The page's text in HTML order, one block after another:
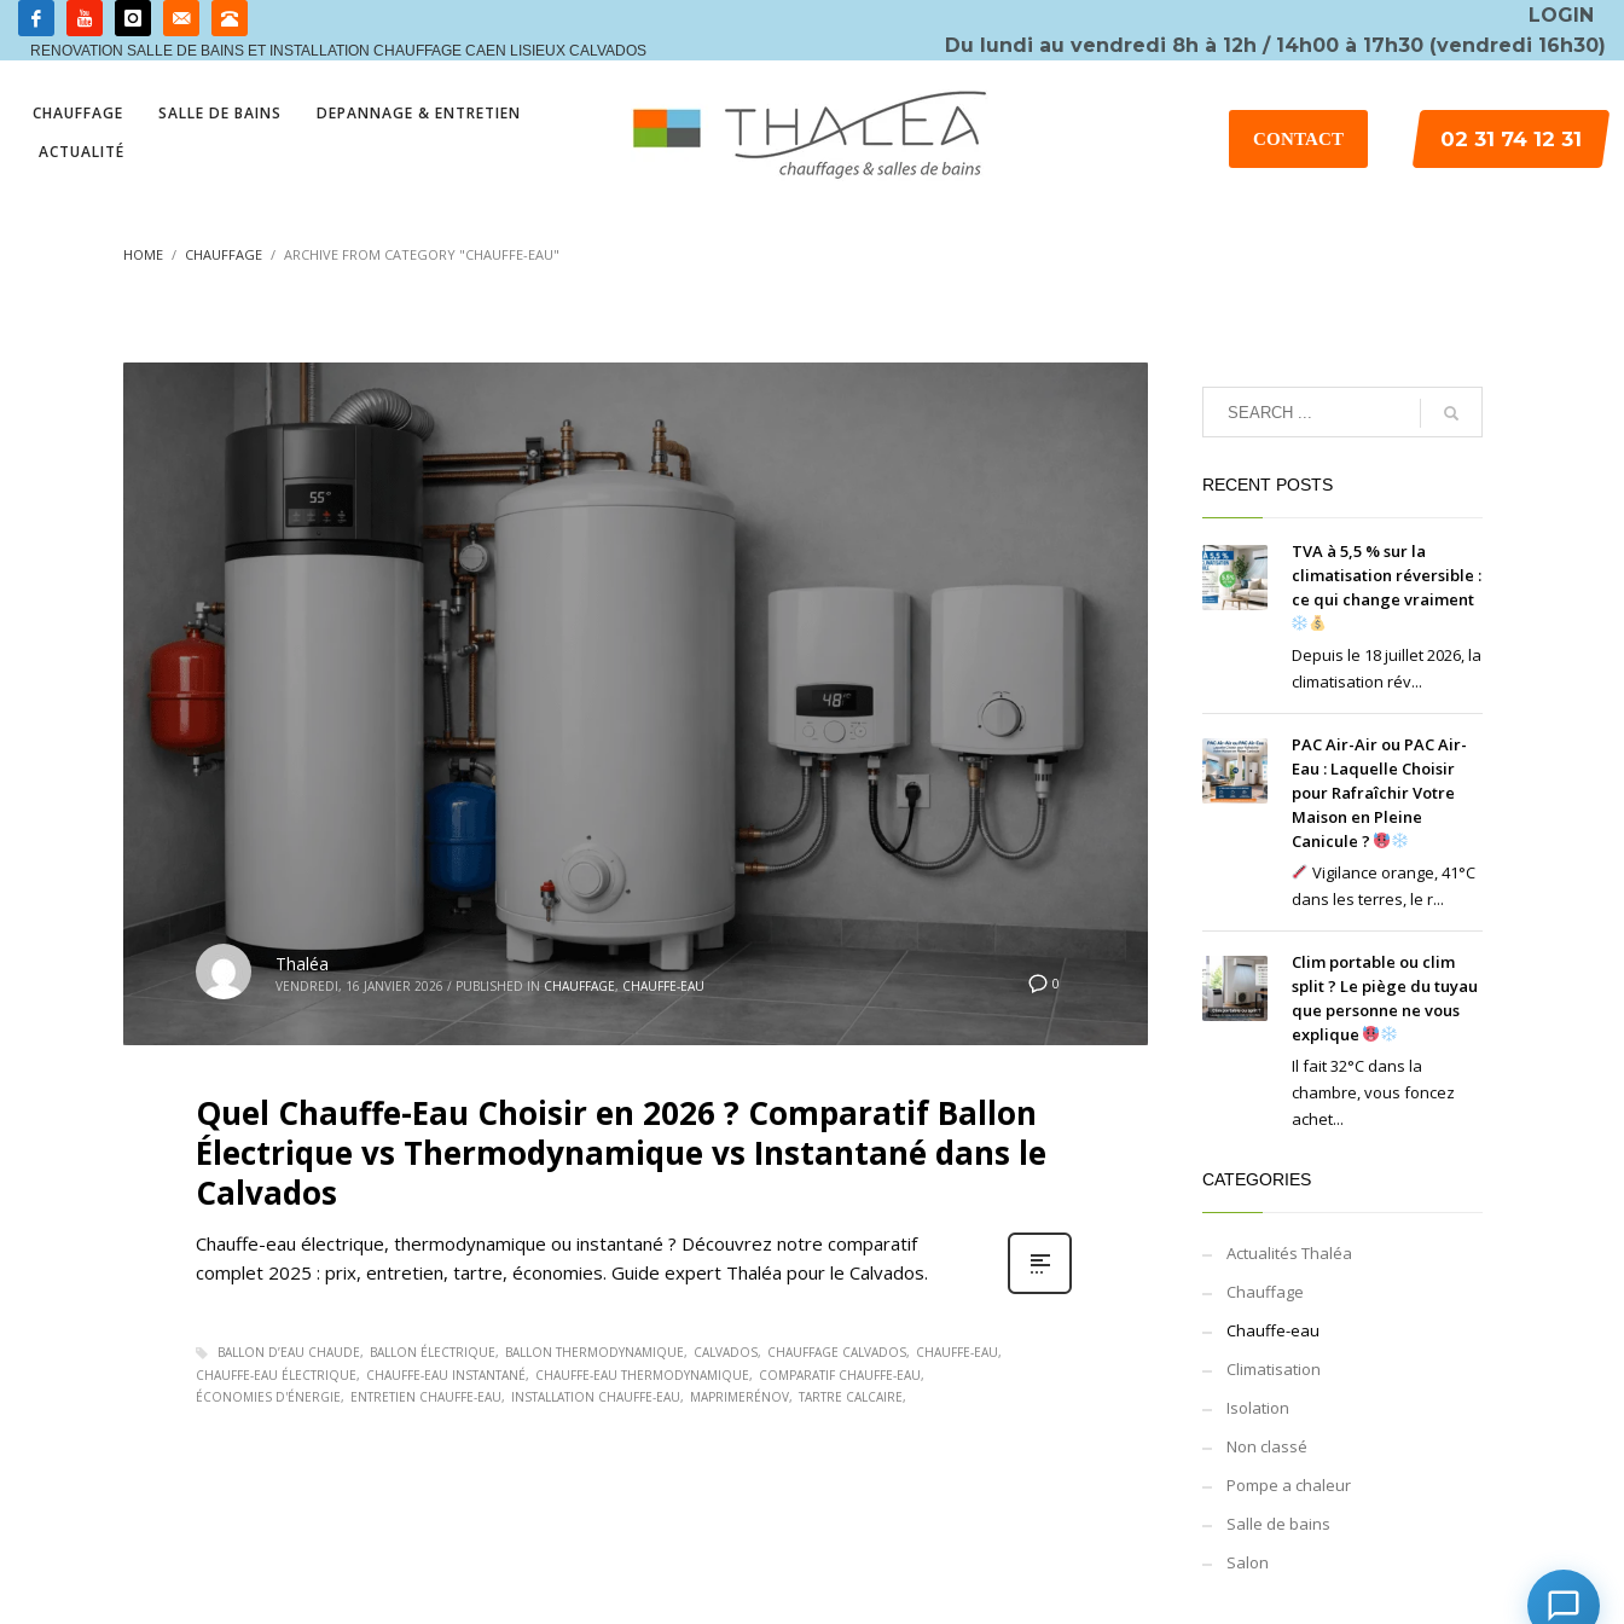
RENOVATION SALLE DE BAINS ET INSTALLATION CHAUFFAGE CAEN LISIEUX CALVADOS
LOGIN
Du lundi au vendredi 8h à 12h / 14h00 à 17h30 (vendredi 16h30)
CHAUFFAGE SALLE DE BAINS
DEPANNAGE & ENTRETIEN
ACTUALITÉ
CONTACT 02 31 74 12 31
HOME CHAUFFAGE ARCHIVE FROM CATEGORY "CHAUFFE-EAU"
0
Thaléa
VENDREDI, 16 JANVIER 2026 / PUBLISHED IN CHAUFFAGE, CHAUFFE-EAU
Quel Chauffe-Eau Choisir en 2026 ? Comparatif Ballon
Électrique vs Thermodynamique vs Instantané dans le
Calvados
Chauffe-eau électrique, thermodynamique ou instantané ? Découvrez notre comparatif
complet 2025 : prix, entretien, tartre, économies. Guide expert Thaléa pour le Calvados.
BALLON D’EAU CHAUDE BALLON ÉLECTRIQUE BALLON THERMODYNAMIQUE CALVADOS CHAUFFAGE CALVADOS
CHAUFFE-EAU
CHAUFFE-EAU ÉLECTRIQUE
CHAUFFE-EAU INSTANTANÉ CHAUFFE-EAU THERMODYNAMIQUE
COMPARATIF CHAUFFE-EAU
ÉCONOMIES D'ÉNERGIE
ENTRETIEN CHAUFFE-EAU INSTALLATION CHAUFFE-EAU MAPRIMERÉNOV TARTRE CALCAIRE
RECENT POSTS
TVA à 5,5 % sur la
climatisation réversible :
ce qui change vraiment
Depuis le 18 juillet 2026, la
climatisation rév...
PAC Air-Air ou PAC Air-
Eau : Laquelle Choisir
pour Rafraîchir Votre
Maison en Pleine
Canicule ?
Vigilance orange, 41°C
dans les terres, le r...
Clim portable ou clim
split ? Le piège du tuyau
que personne ne vous
explique
Il fait 32°C dans la
chambre, vous foncez
achet...
CATEGORIES
Actualités Thaléa
Chauffage
Chauffe-eau
Climatisation
Isolation
Non classé
Pompe a chaleur
Salle de bains
Salon